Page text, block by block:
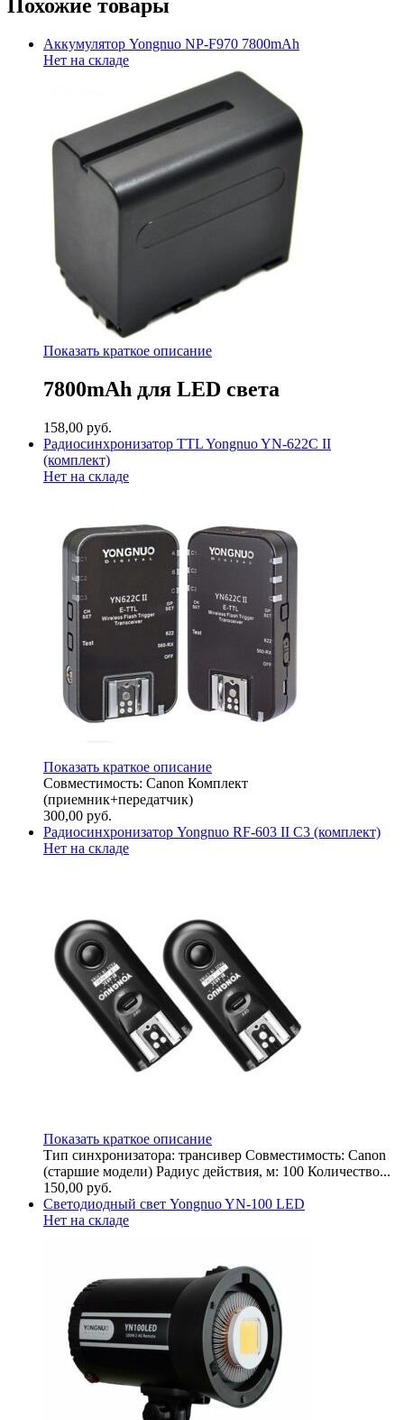
Похожие товары
Аккумулятор Yongnuo NP-F970 7800mAh
Нет на складе
Показать краткое описание
7800mAh для LED света
158,00 руб.
Радиосинхронизатор TTL Yongnuo YN-622C II
(комплект)
Нет на складе
Показать краткое описание
Совместимость: Canon Комплект
(приемник+передатчик)
300,00 руб.
Радиосинхронизатор Yongnuo RF-603 II C3 (комплект)
Нет на складе
Показать краткое описание
Тип синхронизатора: трансивер Совместимость: Canon
(старшие модели) Радиус действия, м: 100 Количество...
150,00 руб.
Светодиодный свет Yongnuo YN-100 LED
Нет на складе